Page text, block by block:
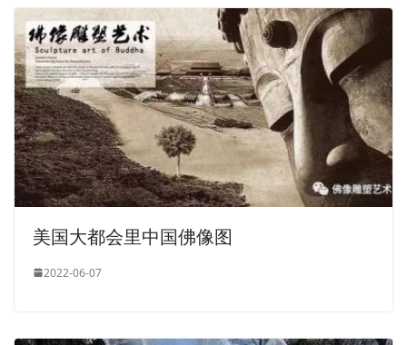
美国大都会里中国佛像图
2022-06-07